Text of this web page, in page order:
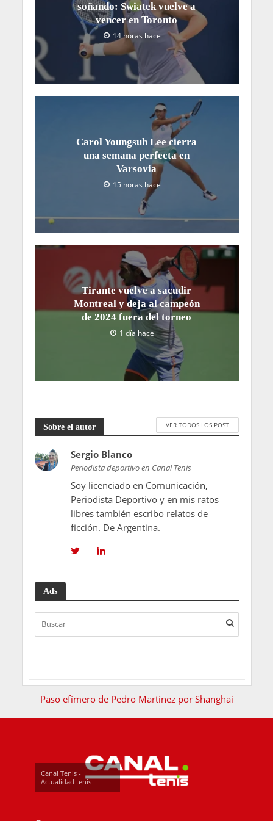
soñando: Swiatek vuelve a
vencer en Toronto
14 horas hace
Carol Youngsuh Lee cierra
una semana perfecta en
Varsovia
15 horas hace
Tirante vuelve a sacudir
Montreal y deja al campeón
de 2024 fuera del torneo
1 día hace
Sobre el autor VER TODOS LOS POST
Sergio Blanco
Periodista deportivo en Canal Tenis
Soy licenciado en Comunicación,
Periodista Deportivo y en mis ratos
libres también escribo relatos de
ficción. De Argentina.
Ads
Paso efímero de Pedro Martínez por Shanghai
Canal Tenis -
Actualidad tenis